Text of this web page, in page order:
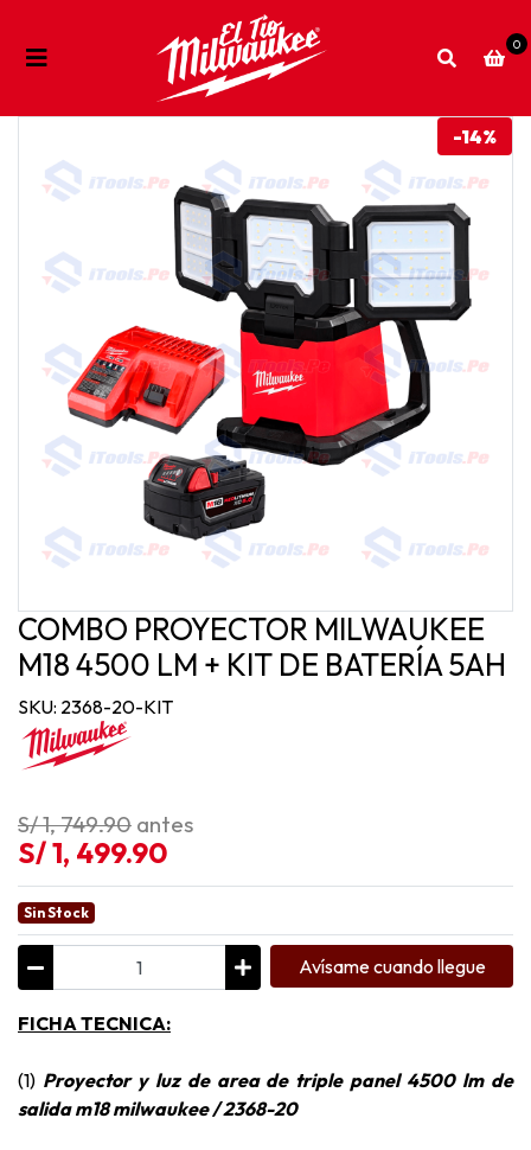
0
-14%
COMBO PROYECTOR MILWAUKEE
M18 4500 LM + KIT DE BATERÍA 5AH
SKU: 2368-20-KIT
S/ 1, 749.90 antes
S/ 1, 499.90
Sin Stock
Avísame cuando llegue
FICHA TECNICA:
(1) Proyector y luz de area de triple panel 4500 lm de
salida m18 milwaukee / 2368-20